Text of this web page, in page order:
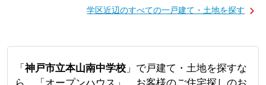
学区近辺のすべての一戸建て・土地を探す
「神戸市立本山南中学校」で戸建て・土地を探すな